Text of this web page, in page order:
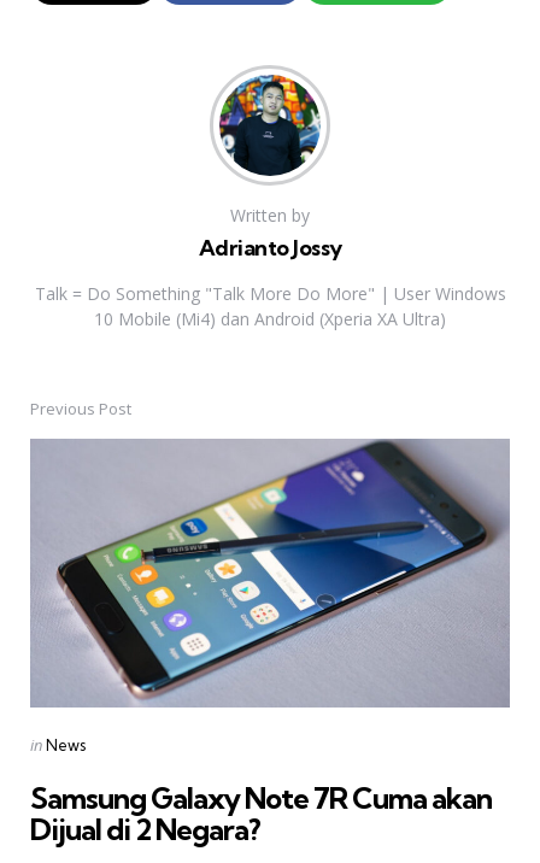
Written by
Adrianto Jossy
Talk = Do Something "Talk More Do More" | User Windows
10 Mobile (Mi4) dan Android (Xperia XA Ultra)
PostPrevious Post
Posted
inNews
Samsung Galaxy Note 7R Cuma akan
Dijual di 2 Negara?